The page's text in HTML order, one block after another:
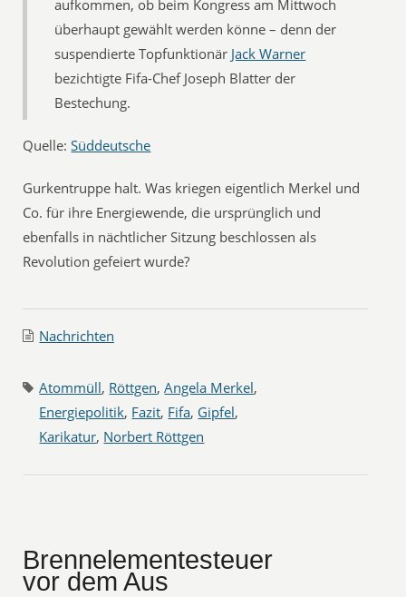
aufkommen, ob beim Kongress am Mittwoch
überhaupt gewählt werden könne – denn der
suspendierte Topfunktionär Jack Warner
bezichtigte Fifa-Chef Joseph Blatter der
Bestechung.
Quelle:Süddeutsche
Gurkentruppe halt. Was kriegen eigentlich Merkel und
Co. für ihre Energiewende, die ursprünglich und
ebenfalls in nächtlicher Sitzung beschlossen als
Revolution gefeiert wurde?
Nachrichten
Atommüll, Röttgen,Angela Merkel,
Energiepolitik, Fazit, Fifa, Gipfel,
Karikatur, Norbert Röttgen
Brennelementesteuer
vor dem Aus